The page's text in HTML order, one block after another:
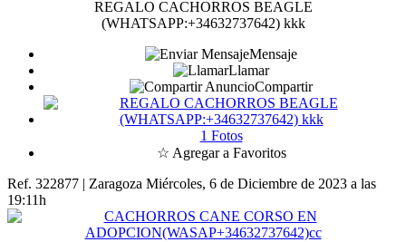
REGALO CACHORROS BEAGLE
(WHATSAPP:+34632737642) kkk
Mensaje
Llamar
Compartir
1 Fotos
☆ Agregar a Favoritos
Ref. 322877 | Zaragoza Miércoles, 6 de Diciembre de 2023 a las
19:11h